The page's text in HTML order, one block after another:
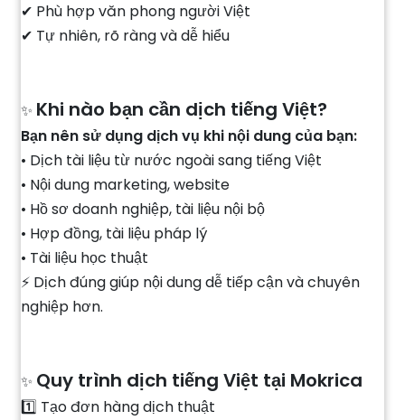
✔ Phù hợp văn phong người Việt
✔ Tự nhiên, rõ ràng và dễ hiểu
✨ Khi nào bạn cần dịch tiếng Việt?
Bạn nên sử dụng dịch vụ khi nội dung của bạn:
• Dịch tài liệu từ nước ngoài sang tiếng Việt
• Nội dung marketing, website
• Hồ sơ doanh nghiệp, tài liệu nội bộ
• Hợp đồng, tài liệu pháp lý
• Tài liệu học thuật
⚡ Dịch đúng giúp nội dung dễ tiếp cận và chuyên
nghiệp hơn.
✨ Quy trình dịch tiếng Việt tại Mokrica
1️⃣ Tạo đơn hàng dịch thuật